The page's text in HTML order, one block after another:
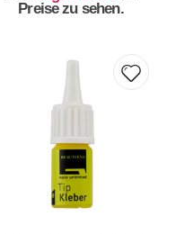
Preise zu sehen.